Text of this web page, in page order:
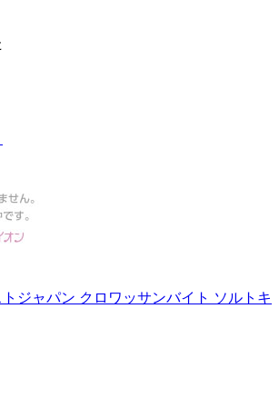
ジャパン クロワッサンバイト ソルトキ